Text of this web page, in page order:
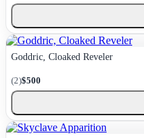
Goddric, Cloaked Reveler
(2)$500